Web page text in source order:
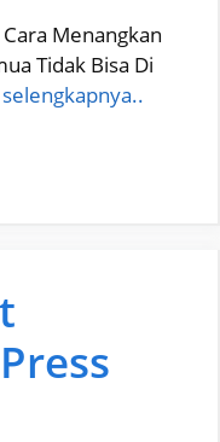
Menangkan
Tidak Bisa Di
selengkapnya..